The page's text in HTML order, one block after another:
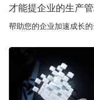
才能提企业的生产
帮助您的企业加速成长